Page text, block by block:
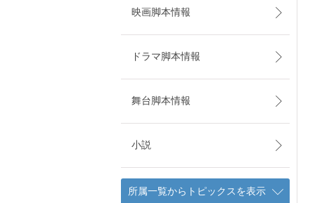
映画脚本情報
ドラマ脚本情報
舞台脚本情報
小説
所属一覧からトピックスを表示